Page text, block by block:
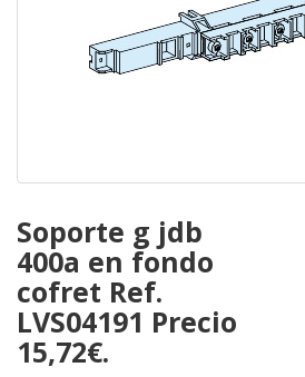
Soporte g jdb
400a en fondo
cofret Ref.
LVS04191 Precio
15,72€.